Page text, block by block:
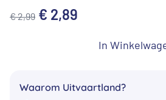
€2,99 Oorspronkelijke
€ 2,89
In
Waarom Uitvaartland?